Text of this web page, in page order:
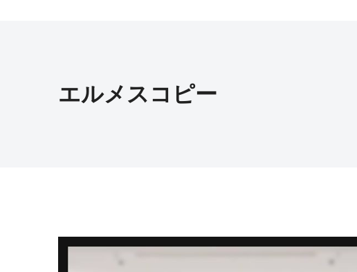
エルメスコピー